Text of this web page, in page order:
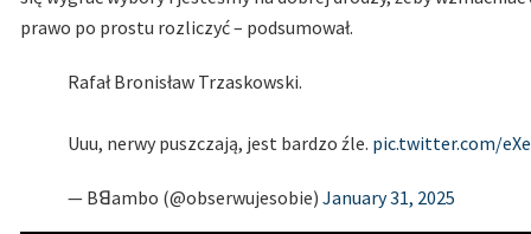
prawo po prostu rozliczyć – podsumował.
Rafał Bronisław Trzaskowski.
Uuu, nerwy puszczają, jest bardzo źle. pic.twitter.com/
— Bꓭambo (@obserwujesobie) January 31, 2025